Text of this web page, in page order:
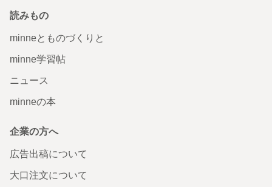
読みもの
minneとものづくりと
minne学習帖
ニュース
minneの本
企業の方へ
広告出稿について
大口注文について